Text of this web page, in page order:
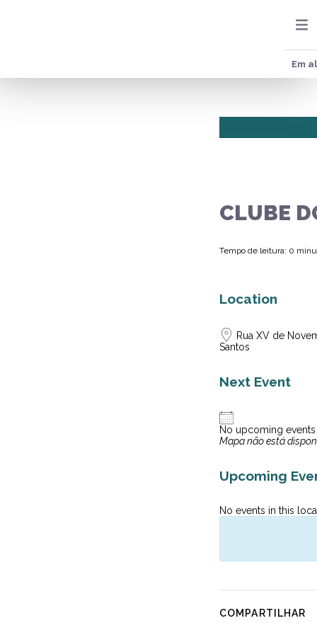
Em
CLUBE
Tempo de leitura: 0
Location
Rua XV de
Santos
Next Event
No upcoming events
Mapa não está
Upcoming
No events in this
COMPARTILHAR